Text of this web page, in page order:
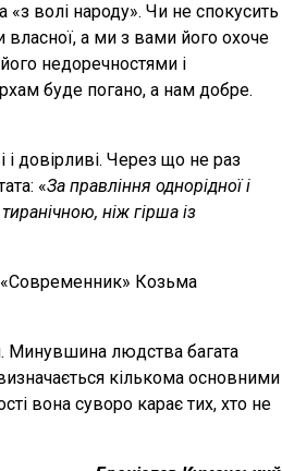
волі народу». Чи не спокусить
власної, а ми з вами його охоче
недоречностями і
буде погано, а нам добре.
і довірливі. Через що не раз
«За правління однорідної і
ніж гірша із
«Современник» Козьма
Минувшина людства багата
кількома основними
вона суворо карає тих, хто не